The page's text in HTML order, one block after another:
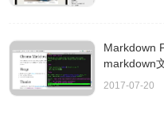
Markdown
markdown
2017-07-20